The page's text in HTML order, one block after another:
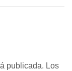
publicada. Los